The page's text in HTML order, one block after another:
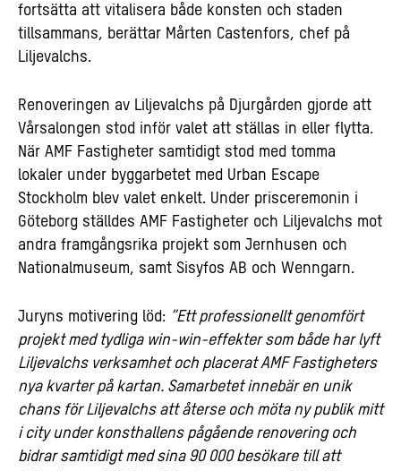
fortsätta att vitalisera både konsten och staden
tillsammans, berättar Mårten Castenfors, chef på
Liljevalchs.
Renoveringen av Liljevalchs på Djurgården gjorde att
Vårsalongen stod inför valet att ställas in eller flytta.
När AMF Fastigheter samtidigt stod med tomma
lokaler under byggarbetet med Urban Escape
Stockholm blev valet enkelt. Under prisceremonin i
Göteborg ställdes AMF Fastigheter och Liljevalchs mot
andra framgångsrika projekt som Jernhusen och
Nationalmuseum, samt Sisyfos AB och Wenngarn.
Juryns motivering löd: ”Ett professionellt genomfört
projekt med tydliga win-win-effekter som både har lyft
Liljevalchs verksamhet och placerat AMF Fastigheters
nya kvarter på kartan. Samarbetet innebär en unik
chans för Liljevalchs att återse och möta ny publik mitt
i city under konsthallens pågående renovering och
bidrar samtidigt med sina 90 000 besökare till att